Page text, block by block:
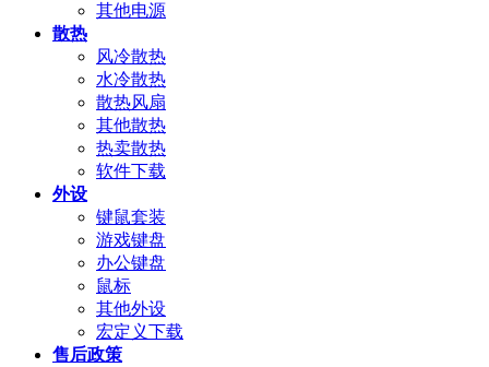
其他电源
散热
风冷散热
水冷散热
散热风扇
其他散热
热卖散热
软件下载
外设
键鼠套装
游戏键盘
办公键盘
鼠标
其他外设
宏定义下载
售后政策